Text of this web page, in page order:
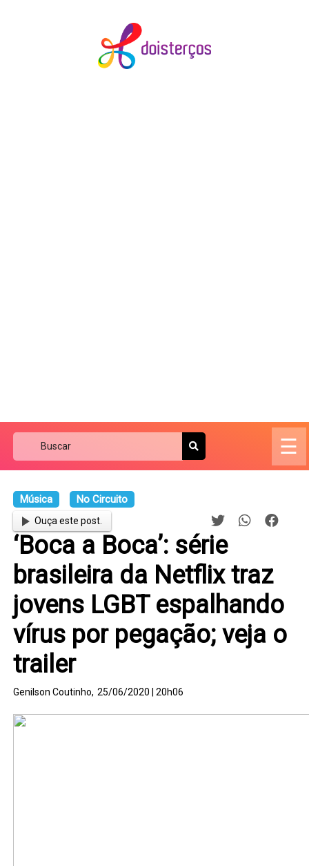
☰
Música No Circuito
Ouça este post.
‘Boca a Boca’: série
brasileira da Netflix traz
jovens LGBT espalhando
vírus por pegação; veja o
trailer
Genilson Coutinho, 25/06/2020 | 20h06